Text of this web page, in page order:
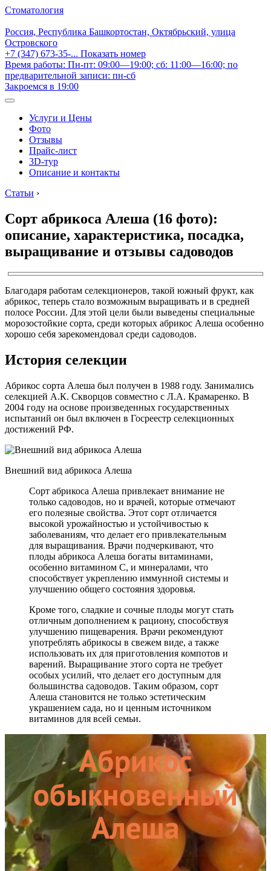
Стоматология
Россия, Республика Башкортостан, Октябрьский, улица
Островского
+7 (347) 673-35-... Показать номер
Время работы: Пн-пт: 09:00—19:00; сб: 11:00—16:00; по
предварительной записи: пн-сб
Закроемся в 19:00
Услуги и Цены
Фото
Отзывы
Прайс-лист
3D-тур
Описание и контакты
Статьи ›
Сорт абрикоса Алеша (16 фото):
описание, характеристика, посадка,
выращивание и отзывы садоводов
Благодаря работам селекционеров, такой южный фрукт, как
абрикос, теперь стало возможным выращивать и в средней
полосе России. Для этой цели были выведены специальные
морозостойкие сорта, среди которых абрикос Алеша особенно
хорошо себя зарекомендовал среди садоводов.
История селекции
Абрикос сорта Алеша был получен в 1988 году. Занимались
селекцией А.К. Скворцов совместно с Л.А. Крамаренко. В
2004 году на основе произведенных государственных
испытаний он был включен в Госреестр селекционных
достижений РФ.
Внешний вид абрикоса Алеша
Сорт абрикоса Алеша привлекает внимание не
только садоводов, но и врачей, которые отмечают
его полезные свойства. Этот сорт отличается
высокой урожайностью и устойчивостью к
заболеваниям, что делает его привлекательным
для выращивания. Врачи подчеркивают, что
плоды абрикоса Алеша богаты витаминами,
особенно витамином С, и минералами, что
способствует укреплению иммунной системы и
улучшению общего состояния здоровья.
Кроме того, сладкие и сочные плоды могут стать
отличным дополнением к рациону, способствуя
улучшению пищеварения. Врачи рекомендуют
употреблять абрикосы в свежем виде, а также
использовать их для приготовления компотов и
варений. Выращивание этого сорта не требует
особых усилий, что делает его доступным для
большинства садоводов. Таким образом, сорт
Алеша становится не только эстетическим
украшением сада, но и ценным источником
витаминов для всей семьи.